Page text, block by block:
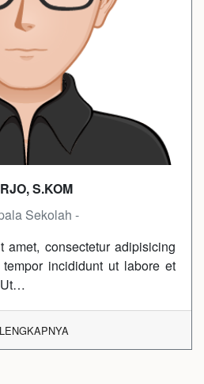
S.KOM
Sekolah -
amet, consectetur adipisicing
incididunt ut labore et
Ut…